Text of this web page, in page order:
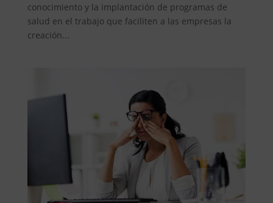
conocimiento y la implantación de programas de
salud en el trabajo que faciliten a las empresas la
creación...